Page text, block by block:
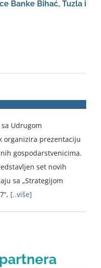
Banke Bihać, Tuzla i
Udrugom
organizira prezentaciju
gospodarstvenicima.
set novih
sa „Strategijom
[..više]